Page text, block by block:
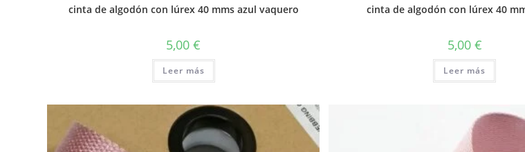
cinta de algodón con lúrex 40 mms azul vaquero
5,00€
Leer más
cinta de algodón con lúrex 40
5,00 €
Leer más